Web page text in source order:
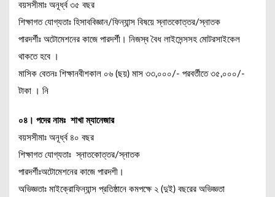
বয়সসীমাঃ অনূর্ধ্ব ৩৫ বছর
শিক্ষাগত যোগ্যতাঃ হিসাববিজ্ঞান/ফিন্যান্স বিষয়ে স্নাতকোত্তর/স্নাতক
পারদর্শীঃ অটোমেশনের কাজে পারদর্শী। নিজস্ব বৈধ লাইসেন্সসহ মোটরসাইকেল
থাকতে হবে ।
মাসিক বেতনঃ শিক্ষানবীশকাল ০৬ (ছয়) মাস ৩৩,০০০/- পরবর্তীতে ৩৫,০০০/-
টাকা । নি
০৪। পদের নামঃ শাখা ম্যানেজার
বয়সসীমাঃ অনূর্ধ্ব ৪০ বছর
শিক্ষাগত যোগ্যতাঃ স্নাতকোত্তর/স্নাতক
পারদর্শীঃঅটোমেশনের কাজে পারদশী।
অভিজ্ঞতাঃ মাইক্রোফিন্যান্স প্রতিষ্ঠানে কমপক্ষে ২ (দুই) বছরের অভিজ্ঞতা